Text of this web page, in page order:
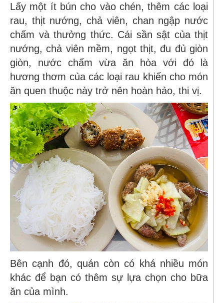
Lấy một ít bún cho vào chén, thêm các loại
rau, thịt nướng, chả viên, chan ngập nước
chấm và thưởng thức. Cái sần sật của thịt
nướng, chả viên mềm, ngọt thịt, đu đủ giòn
giòn, nước chấm vừa ăn hòa với đó là
hương thơm của các loại rau khiến cho món
ăn quen thuộc này trở nên hoàn hảo, thi vị.
Bên cạnh đó, quán còn có khá nhiều món
khác để bạn có thêm sự lựa chọn cho bữa
ăn của mình.